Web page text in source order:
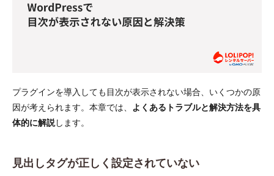
プラグインを導入しても目次が表示されない場合、いくつかの原
因が考えられます。本章では、
よくあるトラブルと解決方法を具
体的に解説 します。
見出しタグが正しく設定されていない